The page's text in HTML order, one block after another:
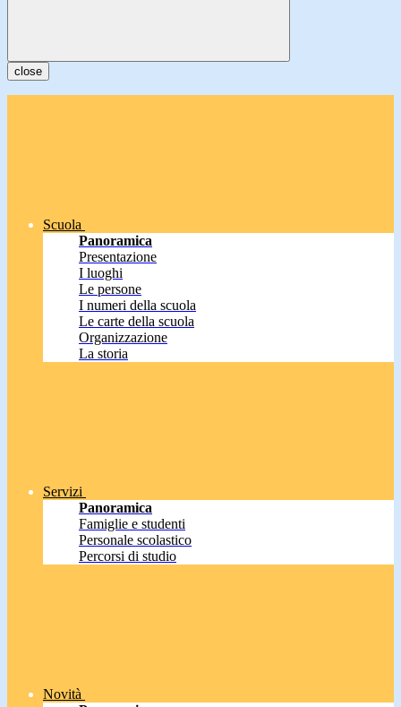
close
Scuola
Panoramica
Presentazione
I luoghi
Le persone
I numeri della scuola
Le carte della scuola
Organizzazione
La storia
Servizi
Panoramica
Famiglie e studenti
Personale scolastico
Percorsi di studio
Novità